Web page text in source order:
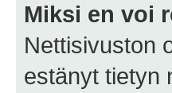
Miksi en voi
Nettisivuston
estänyt tietyn